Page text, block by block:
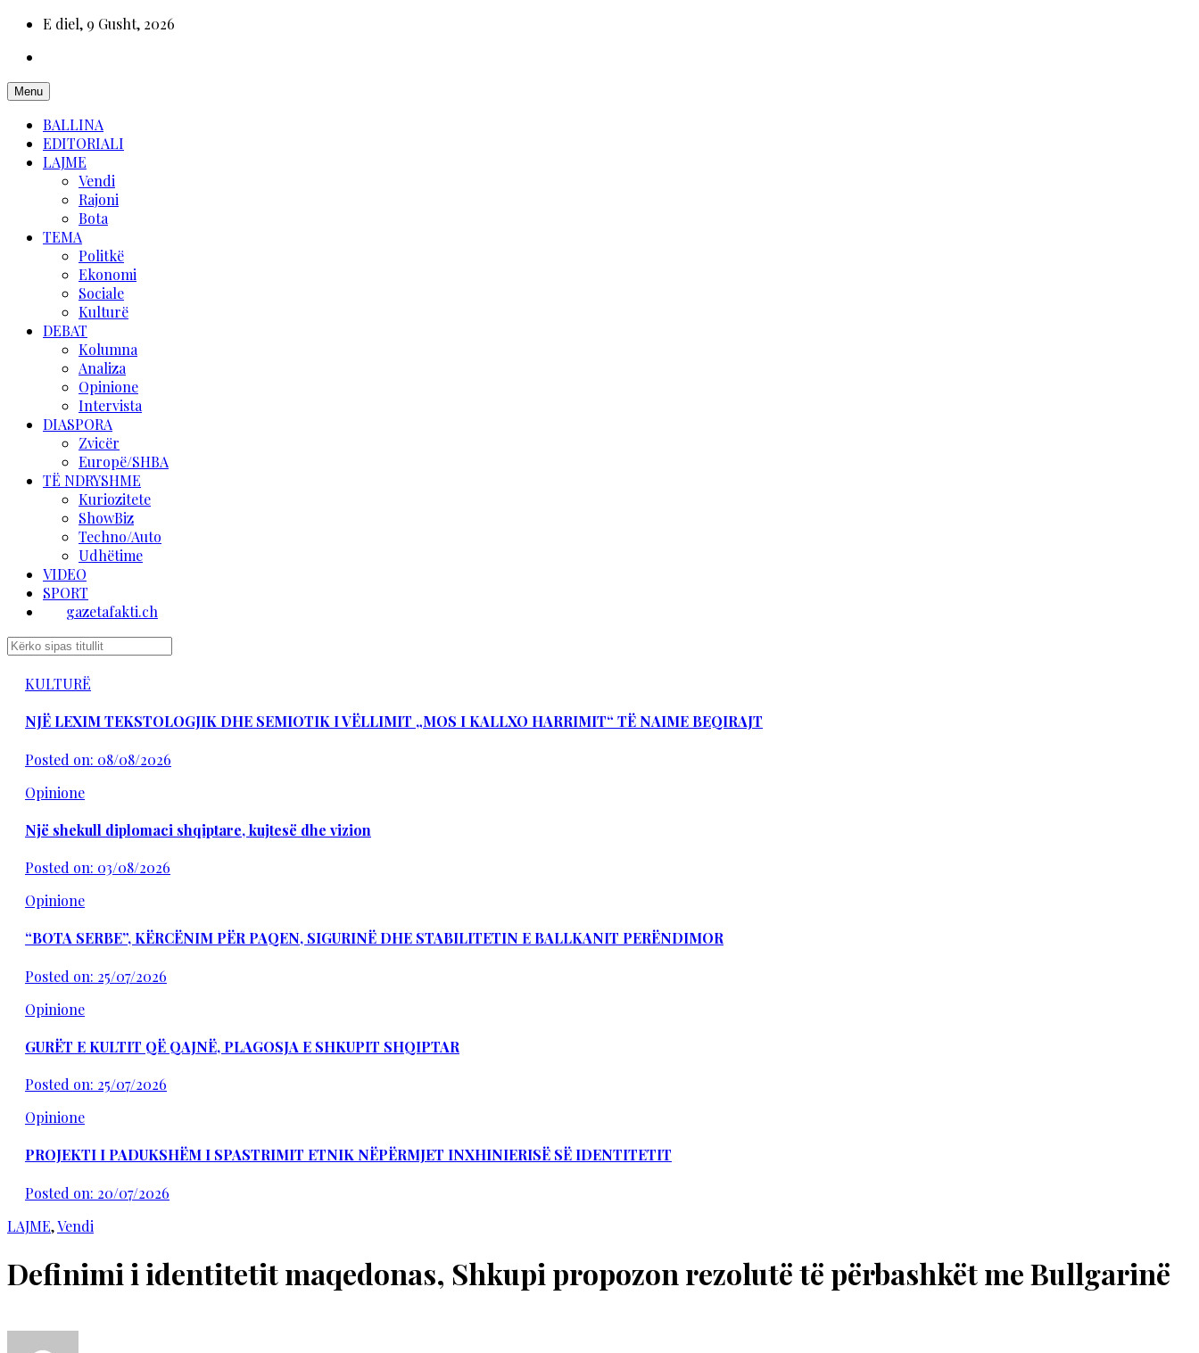
E diel, 9 Gusht, 2026
Menu
BALLINA
EDITORIALI
LAJME
Vendi
Rajoni
Bota
TEMA
Politkë
Ekonomi
Sociale
Kulturë
DEBAT
Kolumna
Analiza
Opinione
Intervista
DIASPORA
Zvicër
Europë/SHBA
TË NDRYSHME
Kuriozitete
ShowBiz
Techno/Auto
Udhëtime
VIDEO
SPORT
gazetafakti.ch
KULTURË
NJË LEXIM TEKSTOLOGJIK DHE SEMIOTIK I VËLLIMIT „MOS I KALLXO HARRIMIT“ TË NAIME BEQIRAJT
Posted on: 08/08/2026
Opinione
Një shekull diplomaci shqiptare, kujtesë dhe vizion
Posted on: 03/08/2026
Opinione
“BOTA SERBE”, KËRCËNIM PËR PAQEN, SIGURINË DHE STABILITETIN E BALLKANIT PERËNDIMOR
Posted on: 25/07/2026
Opinione
GURËT E KULTIT QË QAJNË, PLAGOSJA E SHKUPIT SHQIPTAR
Posted on: 25/07/2026
Opinione
PROJEKTI I PADUKSHËM I SPASTRIMIT ETNIK NËPËRMJET INXHINIERISË SË IDENTITETIT
Posted on: 20/07/2026
LAJME,Vendi
Definimi i identitetit maqedonas, Shkupi propozon rezolutë të përbashkët me Bullgarinë